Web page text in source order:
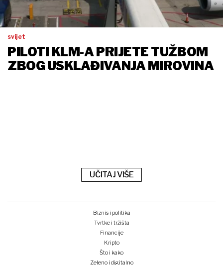
svijet
PILOTI KLM-A PRIJETE TUŽBOM
ZBOG USKLAĐIVANJA MIROVINA
UČITAJ VIŠE
Biznis i politika
Tvrtke i tržišta
Financije
Kripto
Što i kako
Zeleno i digitalno